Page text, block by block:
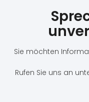
Sie möchten
Rufen Sie uns an